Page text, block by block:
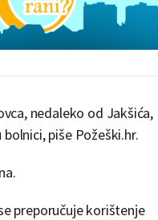
nedaleko od Jakšića,
piše Požeški.hr.
preporučuje korištenje